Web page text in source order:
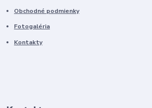
Obchodné podmienky
Fotogaléria
Kontakty